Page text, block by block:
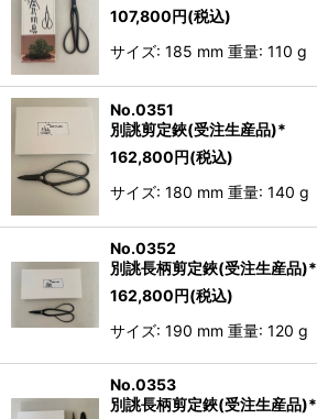
107,800円(税込)
サイズ: 185 mm 重量: 110 g
No.0351
別誂剪定鋏(受注生産品)*
162,800円(税込)
サイズ: 180 mm 重量: 140 g
No.0352
別誂長柄剪定鋏(受注生産品)*
162,800円(税込)
サイズ: 190 mm 重量: 120 g
No.0353
別誂長柄剪定鋏(受注生産品)*